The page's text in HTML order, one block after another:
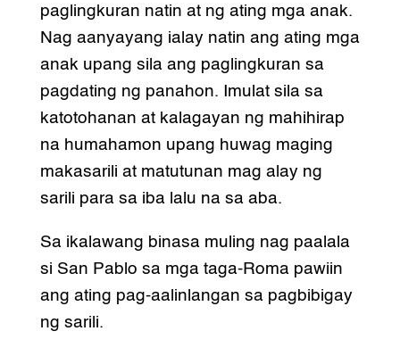
paglingkuran natin at ng ating mga anak.
Nag aanyayang ialay natin ang ating mga
anak upang sila ang paglingkuran sa
pagdating ng panahon. Imulat sila sa
katotohanan at kalagayan ng mahihirap
na humahamon upang huwag maging
makasarili at matutunan mag alay ng
sarili para sa iba lalu na sa aba.
Sa ikalawang binasa muling nag paalala
si San Pablo sa mga taga-Roma pawiin
ang ating pag-aalinlangan sa pagbibigay
ng sarili.